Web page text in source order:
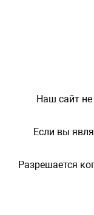
Наш сайт
Если вы
Разрешается